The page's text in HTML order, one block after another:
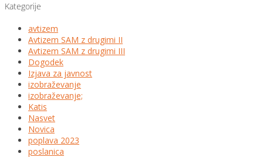
Kategorije
avtizem
Avtizem SAM z drugimi II
Avtizem SAM z drugimi III
Dogodek
Izjava za javnost
izobraževanje
izobraževanje;
Katis
Nasvet
Novica
poplava 2023
poslanica